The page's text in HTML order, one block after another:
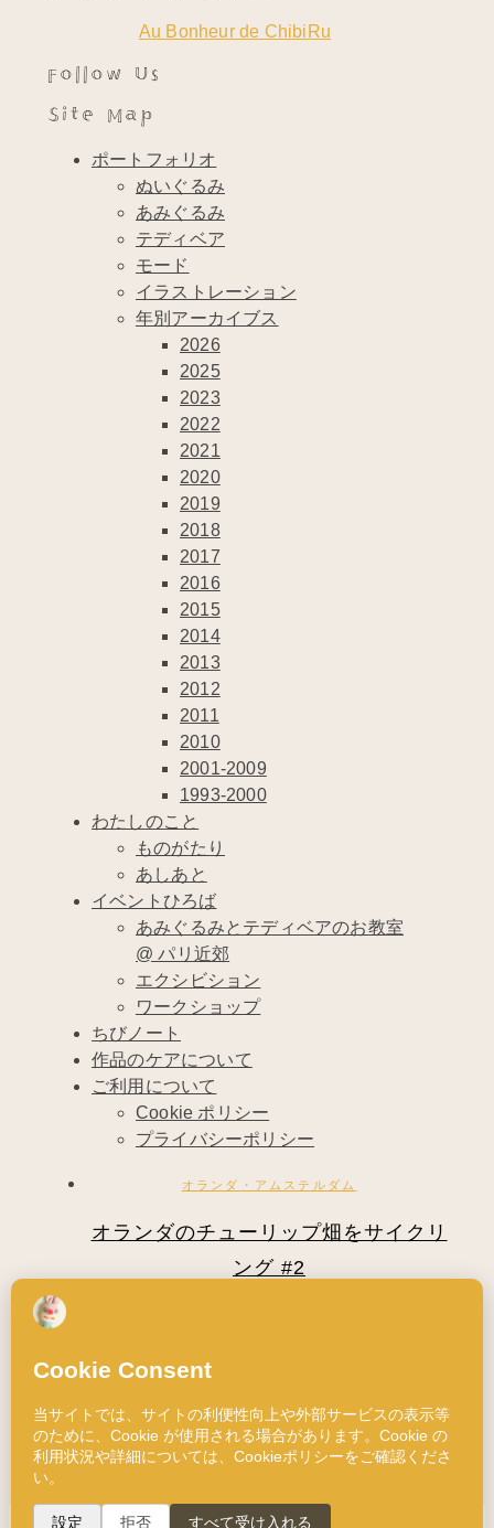
Au Bonheur de ChibiRu
Follow Us
Site Map
ポートフォリオ
ぬいぐるみ
あみぐるみ
テディベア
モード
イラストレーション
年別アーカイブス
2026
2025
2023
2022
2021
2020
2019
2018
2017
2016
2015
2014
2013
2012
2011
2010
2001-2009
1993-2000
わたしのこと
ものがたり
あしあと
イベントひろば
あみぐるみとテディベアのお教室
@ パリ近郊
エクシビション
ワークショップ
ちびノート
作品のケアについて
ご利用について
Cookie ポリシー
プライバシーポリシー
オランダ・アムステルダム
オランダのチューリップ畑をサイクリ
ング #2
ひとつだけ、羊たちと触れ合える場所があ
って…
Read More
1993 © ChibiRu